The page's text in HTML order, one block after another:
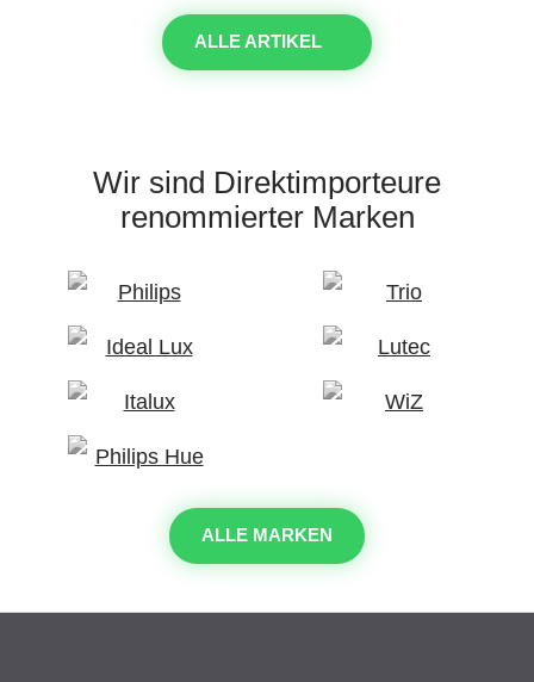
ALLE ARTIKEL
Wir sind Direktimporteure
renommierter Marken
ALLE MARKEN